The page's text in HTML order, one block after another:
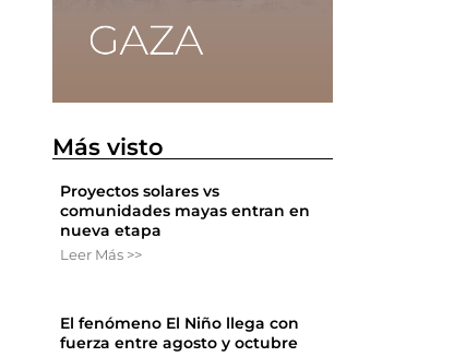
Más visto
Proyectos solares vs
comunidades mayas entran en
nueva etapa
Leer Más >>
El fenómeno El Niño llega con
fuerza entre agosto y octubre